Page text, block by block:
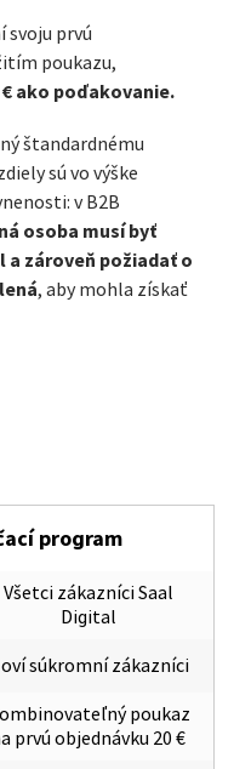
svoju prvú
poukazu,
ako poďakovanie.
štandardnému
sú vo výške
v B2B
osoba musí byť
a zároveň požiadať o
, aby mohla získať
program
Všetci zákazníci Saal
Digital
súkromní zákazníci
poukaz
prvú objednávku 20 €